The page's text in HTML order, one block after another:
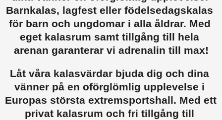
Barnkalas, lagfest eller födelsedagskalas
för barn och ungdomar i alla åldrar. Med
eget kalasrum samt tillgång till hela
arenan garanterar vi adrenalin till max!
Låt våra kalasvärdar bjuda dig och dina
vänner på en oförglömlig upplevelse i
Europas största extremsportshall. Med ett
privat kalasrum och fri tillgång till